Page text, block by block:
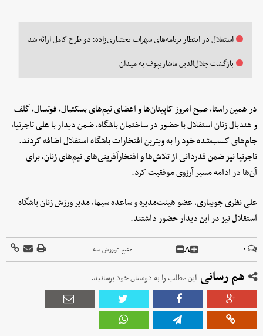
استقلال در انتظار برنامه‌های سهراب بختیاری‌زاده؛ دو طرح کامل ارائه شد
بازگشت جلال‌الدین ماشاریپوف به میدان
در همین راستا، صبح امروز کاپیتان‌ها و اعضای تیم‌های بسکتبال، فوتسال، گلف
و هندبال زنان استقلال با حضور در ساختمان باشگاه، ضمن دیدار با علی تاجرنیا،
جام‌های کسب‌شده خود را به ویترین افتخارات باشگاه استقلال اضافه کردند.
تاجرنیا نیز ضمن قدردانی از تلاش‌ها و افتخارآفرینی‌های تیم‌های زنان، برای
آن‌ها در ادامه مسیر آرزوی موفقیت کرد.
علی نظری جویباری، عضو هیئت‌مدیره و ساعده سیما، مدیر ورزش زنان باشگاه
استقلال نیز در این دیدار حضور داشتند.
۰ A منبع :ورزش سه
هم رسانی این مطلب را به دوستان خود برسانید.